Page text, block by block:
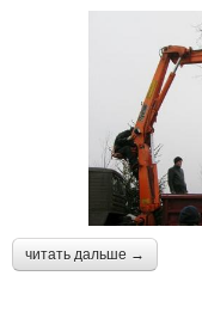
читать дальше →